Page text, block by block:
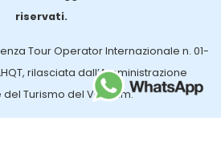
riservati.
Tour Operator Internazionale n. 01-
rilasciata dall’Amministrazione
del Turismo del Vietnam.